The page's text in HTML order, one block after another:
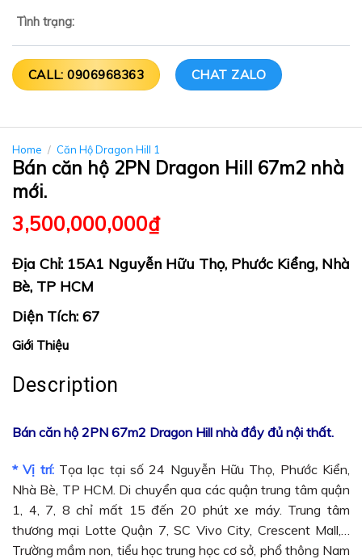
Tình trạng:
CALL: 0906968363 CHAT ZALO
Home / Căn Hộ Dragon Hill 1
Bán căn hộ 2PN Dragon Hill 67m2 nhà
mới.
3,500,000,000₫
Địa Chỉ: 15A1 Nguyễn Hữu Thọ, Phước Kiểng, Nhà
Bè, TP HCM
Diện Tích: 67
Giới Thiệu
Description
Bán căn hộ 2PN 67m2 Dragon Hill nhà đầy đủ nội thất.
* Vị trí:Tọa lạc tại số 24 Nguyễn Hữu Thọ, Phước Kiển,
Nhà Bè, TP HCM. Di chuyển qua các quận trung tâm quận
1, 4, 7, 8 chỉ mất 15 đến 20 phút xe máy. Trung tâm
thương mại Lotte Quận 7, SC Vivo City, Crescent Mall,…
Trường mầm non, tiểu học trung học cơ sở, phổ thông Nam